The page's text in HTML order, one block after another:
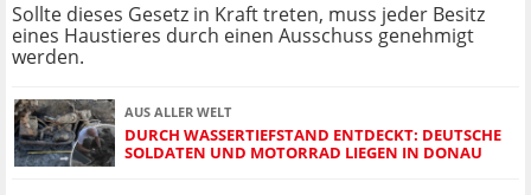
Sollte dieses Gesetz in Kraft treten, muss jeder Besitz
eines Haustieres durch einen Ausschuss genehmigt
werden.
AUS ALLER WELT
DURCH WASSERTIEFSTAND ENTDECKT: DEUTSCHE
SOLDATEN UND MOTORRAD LIEGEN IN DONAU